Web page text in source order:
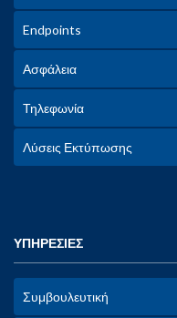
Endpoints
Ασφάλεια
Τηλεφωνία
Λύσεις Εκτύπωσης
ΥΠΗΡΕΣΙΕΣ
Συμβουλευτική